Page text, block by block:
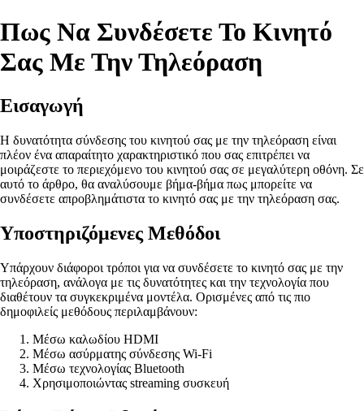
Πως Να Συνδέσετε Το Κινητό
Σας Με Την Τηλεόραση
Εισαγωγή
Η δυνατότητα σύνδεσης του κινητού σας με την τηλεόραση είναι
πλέον ένα απαραίτητο χαρακτηριστικό που σας επιτρέπει να
μοιράζεστε το περιεχόμενο του κινητού σας σε μεγαλύτερη οθόνη. Σε
αυτό το άρθρο, θα αναλύσουμε βήμα-βήμα πως μπορείτε να
συνδέσετε απροβλημάτιστα το κινητό σας με την τηλεόραση σας.
Υποστηριζόμενες Μεθόδοι
Υπάρχουν διάφοροι τρόποι για να συνδέσετε το κινητό σας με την
τηλεόραση, ανάλογα με τις δυνατότητες και την τεχνολογία που
διαθέτουν τα συγκεκριμένα μοντέλα. Ορισμένες από τις πιο
δημοφιλείς μεθόδους περιλαμβάνουν:
Μέσω καλωδίου HDMI
Μέσω ασύρματης σύνδεσης Wi-Fi
Μέσω τεχνολογίας Bluetooth
Χρησιμοποιώντας streaming συσκευή